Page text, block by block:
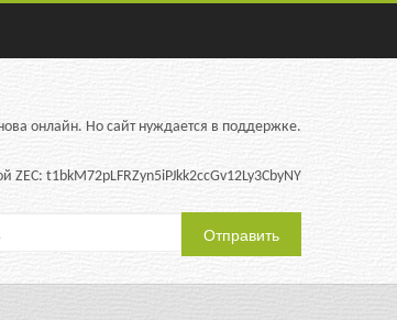
онлайн. Но сайт нуждается в поддержке.
t1bkM72pLFRZyn5iPJkk2ccGv12Ly3CbyNY